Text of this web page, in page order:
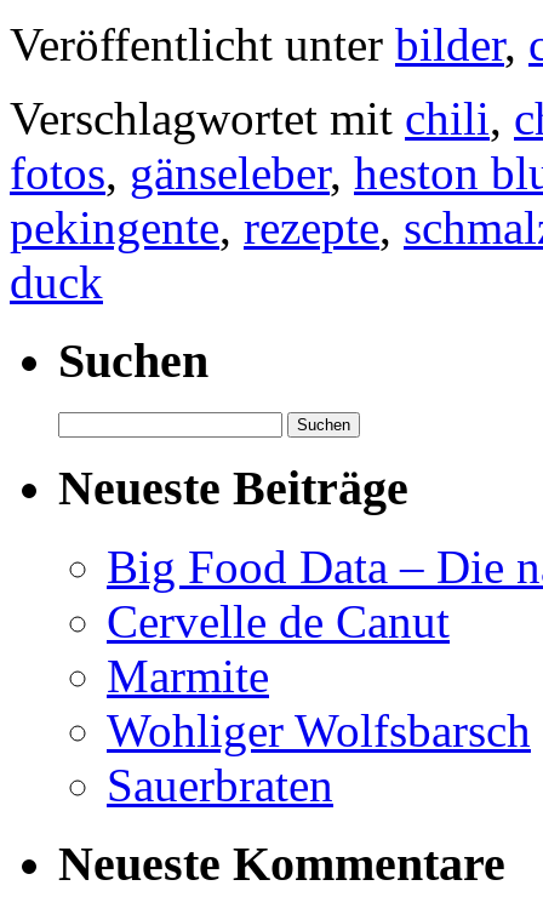
Veröffentlicht unter bilder,
Verschlagwortet mit chili,
fotos, gänseleber, heston
pekingente, rezepte,
duck
Suchen
nach:
Neueste Beiträge
Big Food Data – Die
Cervelle de Canut
Marmite
Wohliger Wolfsbarsch
Sauerbraten
Neueste Kommentare